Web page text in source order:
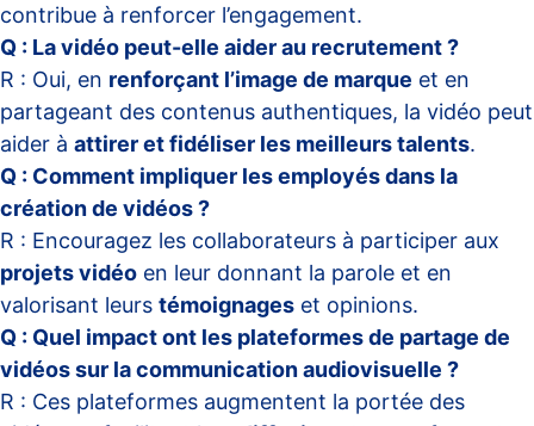
contribue à renforcer l’engagement.
Q : La vidéo peut-elle aider au recrutement ?
R : Oui, en renforçant l’image de marque et en
partageant des contenus authentiques, la vidéo peut
aider à attirer et fidéliser les meilleurs talents.
Q : Comment impliquer les employés dans la
création de vidéos ?
R : Encouragez les collaborateurs à participer aux
projets vidéo en leur donnant la parole et en
valorisant leurs témoignages et opinions.
Q : Quel impact ont les plateformes de partage de
vidéos sur la communication audiovisuelle ?
R : Ces plateformes augmentent la portée des